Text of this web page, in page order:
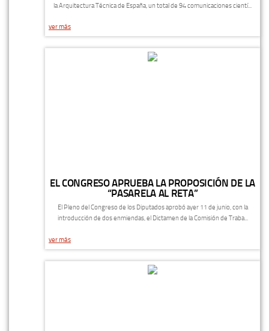
la Arquitectura Técnica de España, un total de 94 comunicaciones cientí...
ver más
EL CONGRESO APRUEBA LA PROPOSICIÓN DE LA
“PASARELA AL RETA”
El Pleno del Congreso de los Diputados aprobó ayer 11 de junio, con la
introducción de dos enmiendas, el Dictamen de la Comisión de Traba...
ver más